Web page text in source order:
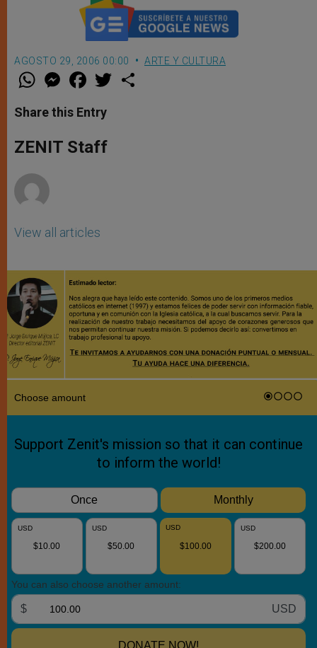
AGOSTO 29, 2006 00:00 ARTE Y CULTURA
W
t
s
p
p
M
e
s
e
g
e
F
a
e
b
o
k
w
Share this Entry
ZENIT Staff
View all articles